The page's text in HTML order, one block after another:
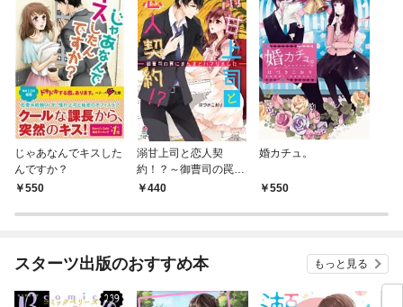
じゃあなんでキスした
んですか？
550
溺甘上司と恋人契
約！？～御曹司の罠に
まんまとハマりました
440
婚カチュ。
550
スターツ出版のおすすめ本 もっと見る